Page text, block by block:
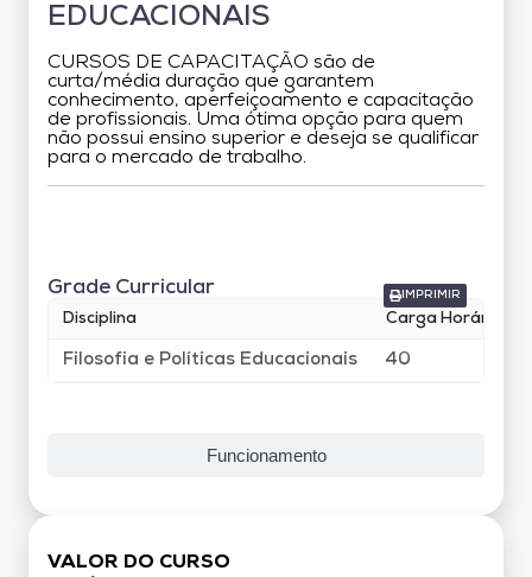
EDUCACIONAIS
CURSOS DE CAPACITAÇÃO são de
curta/média duração que garantem
conhecimento, aperfeiçoamento e capacitação
de profissionais. Uma ótima opção para quem
não possui ensino superior e deseja se qualificar
para o mercado de trabalho.
Funcionamento
IMPRIMIR
Grade Curricular
Disciplina Carga Horária
Filosofia e Políticas Educacionais 40
VALOR DO CURSO